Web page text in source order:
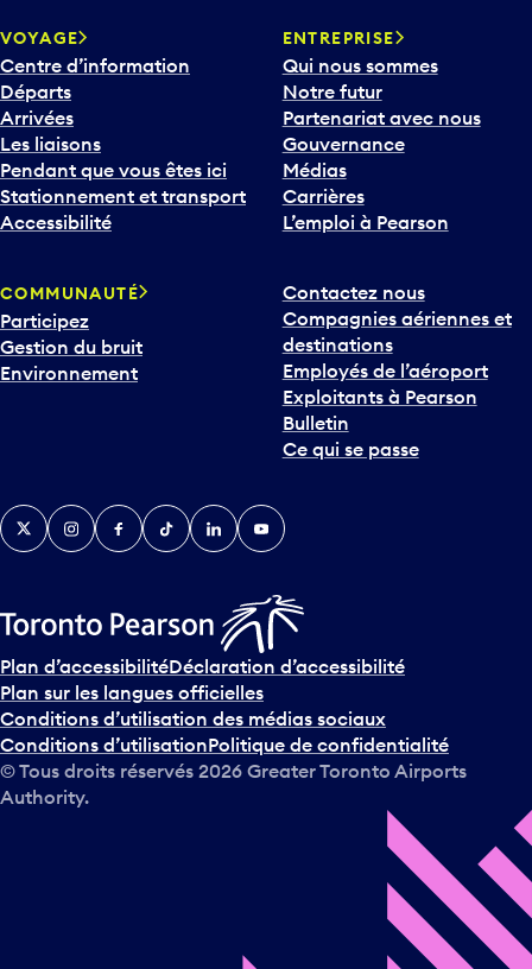
v
e
r
s
l
e
b
a
o
u
r
i
v
e
n
s
u
r
l
e
c
a
VOYAGE
Centre d’information
Départs
Arrivées
Les liaisons
Pendant que vous êtes ici
Stationnement et transport
Accessibilité
ENTREPRISE
Qui nous sommes
Notre futur
Partenariat avec nous
Gouvernance
Médias
Carrières
L’emploi à Pearson
COMMUNAUTÉ
Participez
Gestion du bruit
Environnement
Contactez nous
Compagnies aériennes et
destinations
Employés de l’aéroport
Exploitants à Pearson
Bulletin
Ce qui se passe
TwitterInstagramFacebook
TikTokLinkedInYouTube
Plan d’accessibilitéDéclaration d’accessibilité
Plan sur les langues officielles
Conditions d’utilisation des médias sociaux
Conditions d’utilisationPolitique de confidentialité
© Tous droits réservés 2026 Greater Toronto Airports
Authority.